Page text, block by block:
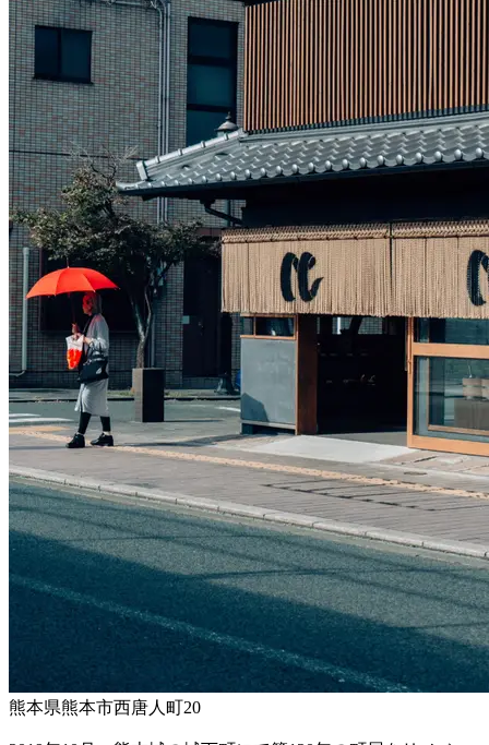
熊本県熊本市西唐人町20